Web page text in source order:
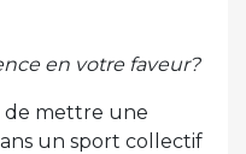
en votre faveur?
de mettre une
un sport collectif